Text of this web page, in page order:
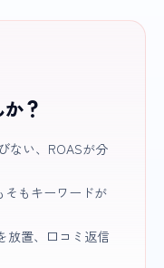
？
ない、ROASが分
そもキーワードが
放置、口コミ返信